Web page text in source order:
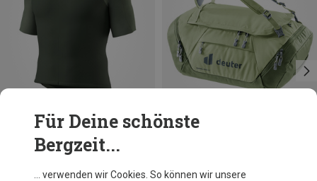
Du sparst 24%
Für Deine schönste
Bergzeit...
… verwenden wir Cookies. So können wir unsere